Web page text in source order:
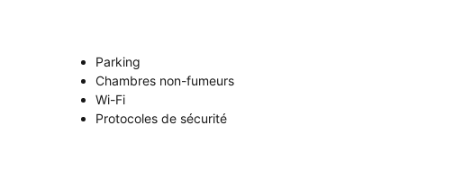
Parking
Chambres non-fumeurs
Wi-Fi
Protocoles de sécurité